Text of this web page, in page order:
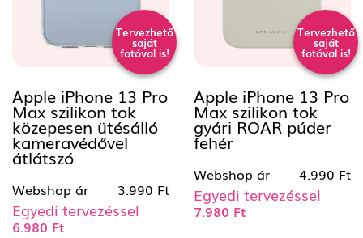
Tervezhető
saját
fotóval is!
Apple iPhone 13 Pro
Max szilikon tok
közepesen ütésálló
kameravédővel
átlátszó
Webshop ár 3.990 Ft
Egyedi tervezéssel
6.980 Ft
Tervezhető
saját
fotóval is!
Apple iPhone 13 Pro
Max szilikon tok
gyári ROAR púder
fehér
Webshop ár 4.990 Ft
Egyedi tervezéssel
7.980 Ft